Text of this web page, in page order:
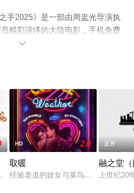
手2025》是一部由周盅光导演执
精彩演绎的大陆电影，手机免费
影就上天堂电影网，更多剧情信

她远去，直到重遇前夫志远，志远
HD 2.0
取暖
经验老道的妓女与菜鸟男娼上床后，
正片
融之堂
上世纪